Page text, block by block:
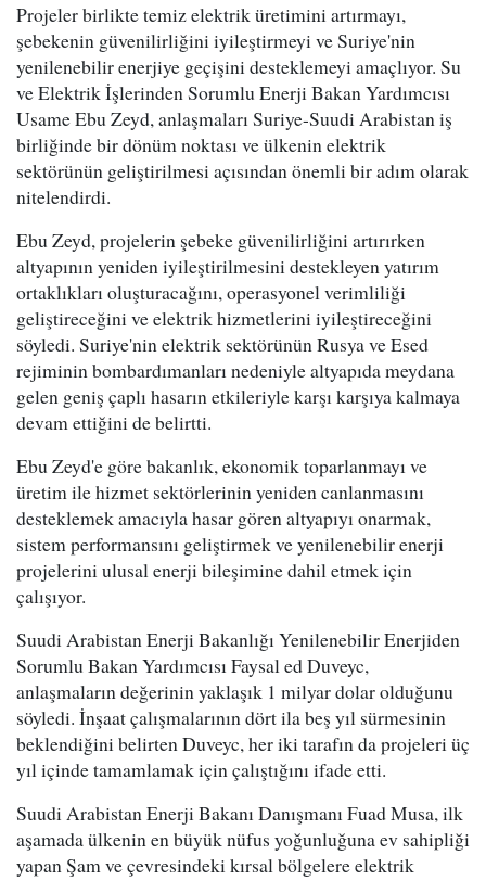
Projeler birlikte temiz elektrik üretimini artırmayı,
şebekenin güvenilirliğini iyileştirmeyi ve Suriye'nin
yenilenebilir enerjiye geçişini desteklemeyi amaçlıyor. Su
ve Elektrik İşlerinden Sorumlu Enerji Bakan Yardımcısı
Usame Ebu Zeyd, anlaşmaları Suriye-Suudi Arabistan iş
birliğinde bir dönüm noktası ve ülkenin elektrik
sektörünün geliştirilmesi açısından önemli bir adım olarak
nitelendirdi.
Ebu Zeyd, projelerin şebeke güvenilirliğini artırırken
altyapının yeniden iyileştirilmesini destekleyen yatırım
ortaklıkları oluşturacağını, operasyonel verimliliği
geliştireceğini ve elektrik hizmetlerini iyileştireceğini
söyledi. Suriye'nin elektrik sektörünün Rusya ve Esed
rejiminin bombardımanları nedeniyle altyapıda meydana
gelen geniş çaplı hasarın etkileriyle karşı karşıya kalmaya
devam ettiğini de belirtti.
Ebu Zeyd'e göre bakanlık, ekonomik toparlanmayı ve
üretim ile hizmet sektörlerinin yeniden canlanmasını
desteklemek amacıyla hasar gören altyapıyı onarmak,
sistem performansını geliştirmek ve yenilenebilir enerji
projelerini ulusal enerji bileşimine dahil etmek için
çalışıyor.
Suudi Arabistan Enerji Bakanlığı Yenilenebilir Enerjiden
Sorumlu Bakan Yardımcısı Faysal ed Duveyc,
anlaşmaların değerinin yaklaşık 1 milyar dolar olduğunu
söyledi. İnşaat çalışmalarının dört ila beş yıl sürmesinin
beklendiğini belirten Duveyc, her iki tarafın da projeleri üç
yıl içinde tamamlamak için çalıştığını ifade etti.
Suudi Arabistan Enerji Bakanı Danışmanı Fuad Musa, ilk
aşamada ülkenin en büyük nüfus yoğunluğuna ev sahipliği
yapan Şam ve çevresindeki kırsal bölgelere elektrik